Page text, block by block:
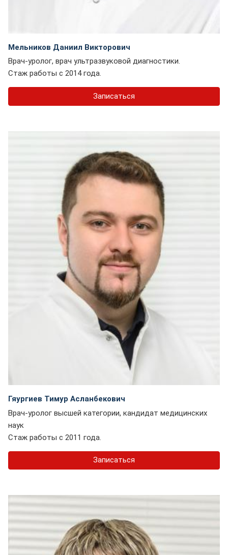
Мельников Даниил Викторович
Врач-уролог, врач ультразвуковой диагностики.
Стаж работы с 2014 года.
Записаться
Гяургиев Тимур Асланбекович
Врач-уролог высшей категории, кандидат медицинских
наук
Стаж работы с 2011 года.
Записаться